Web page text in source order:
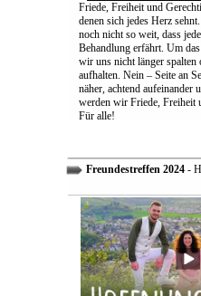
Friede, Freiheit und
denen sich jedes Herz
noch nicht so weit, dass
Behandlung erfährt. Um
wir uns nicht länger spalten
aufhalten. Nein – Seite an
näher, achtend aufeinander
werden wir Friede, Freiheit
Für alle!
Freundestreffen 2024-